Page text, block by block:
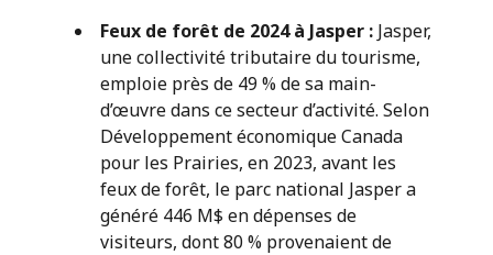
Feux de forêt de 2024 à Jasper : Jasper,
une collectivité tributaire du tourisme,
emploie près de 49 % de sa main-
d’œuvre dans ce secteur d’activité. Selon
Développement économique Canada
pour les Prairies, en 2023, avant les
feux de forêt, le parc national Jasper a
généré 446 M$ en dépenses de
visiteurs, dont 80 % provenaient de